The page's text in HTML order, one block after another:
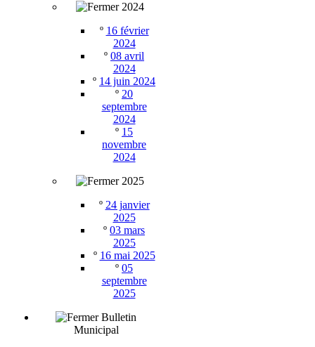
2024
º 16 février
2024
º 08 avril
2024
º 14 juin 2024
º 20
septembre
2024
º 15
novembre
2024
2025
º 24 janvier
2025
º 03 mars
2025
º 16 mai 2025
º 05
septembre
2025
Bulletin
Municipal